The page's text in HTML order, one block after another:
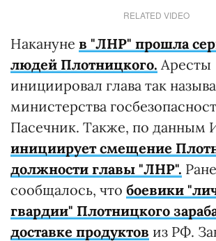
RELATED VIDEO
Накануне в "ЛНР" прошла
людей Плотницкого. Аресты
инициировал глава так
министерства
Пасечник. Также, по данным
инициирует смещение
должности главы "ЛНР".
сообщалось, что боевики
гвардии" Плотницкого
доставке продуктов из РФ.